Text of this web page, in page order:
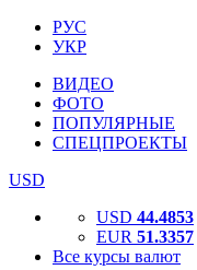
РУС
УКР
ВИДЕО
ФОТО
ПОПУЛЯРНЫЕ
СПЕЦПРОЕКТЫ
USD
USD 44.4853
EUR 51.3357
Все курсы валют